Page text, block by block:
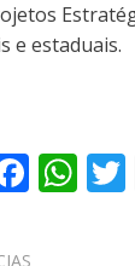
e estaduais.
F
e
W